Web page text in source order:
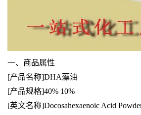
一、商品属性
[产品名称]DHA藻油
[产品规格]40% 10%
[英文名称]Docosahexaenoic Acid